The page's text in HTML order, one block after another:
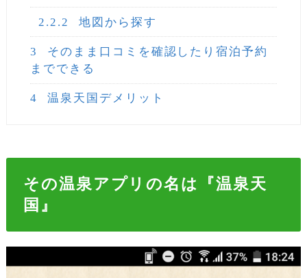
2.2.2 地図から探す
3
そのまま口コミを確認したり宿泊予約
までできる
4 温泉天国デメリット
その温泉アプリの名は『温泉天
国』